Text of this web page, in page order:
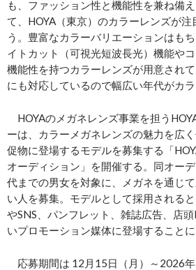
も、ファッション性と機能性を兼ね備
て、HOYA（東京）のカラーレンズが
う。豊富なカラーバリエーションはも
イトカット（可視光短波長光）機能やコ
機能性を持つカラーレンズが用意され
にも対応しているので幅広い年代がカラ
HOYAのメガネレンズ事業を担う
ーは、カラーメガネレンズの魅力を広
促物に登場するモデルを募集する「
オーディション」を開催する。同オー
代までの男女を対象に、メガネを通じ
い人を募集。モデルとして採用される
やSNS、パンフレット、雑誌広告、店
いプロモーション媒体に登場することに
応募期間は 12月15日（月）～2026